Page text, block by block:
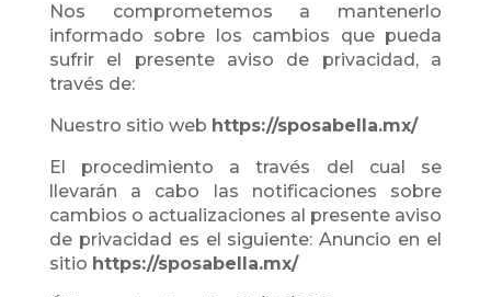
Nos comprometemos a mantenerlo
informado sobre los cambios que pueda
sufrir el presente aviso de privacidad, a
través de:
Nuestro sitio web https://sposabella.mx/
El procedimiento a través del cual se
llevarán a cabo las notificaciones sobre
cambios o actualizaciones al presente aviso
de privacidad es el siguiente: Anuncio en el
sitio https://sposabella.mx/